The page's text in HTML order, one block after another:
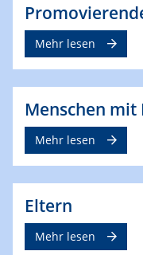
Mehr lesen
Menschen
Mehr lesen
Eltern
Mehr lesen